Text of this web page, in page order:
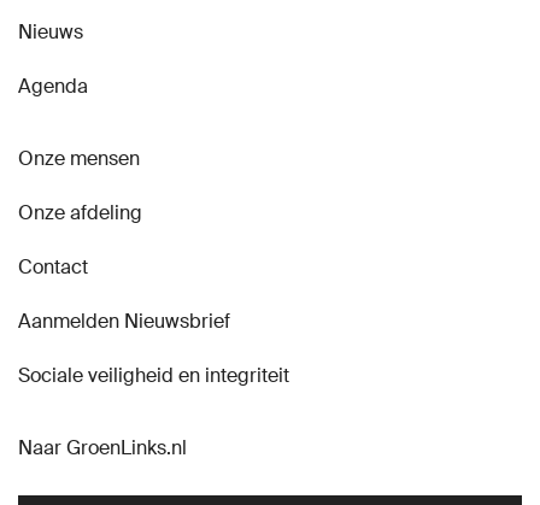
Nieuws
Agenda
Onze mensen
Onze afdeling
Contact
Aanmelden Nieuwsbrief
Sociale veiligheid en integriteit
Naar GroenLinks.nl